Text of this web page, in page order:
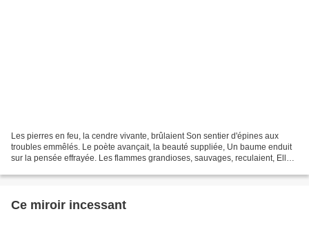
Les pierres en feu, la cendre vivante, brûlaient Son sentier d'épines aux
troubles emmêlés. Le poète avançait, la beauté suppliée, Un baume enduit
sur la pensée effrayée. Les flammes grandioses, sauvages, reculaient, Elles
Ce miroir incessant